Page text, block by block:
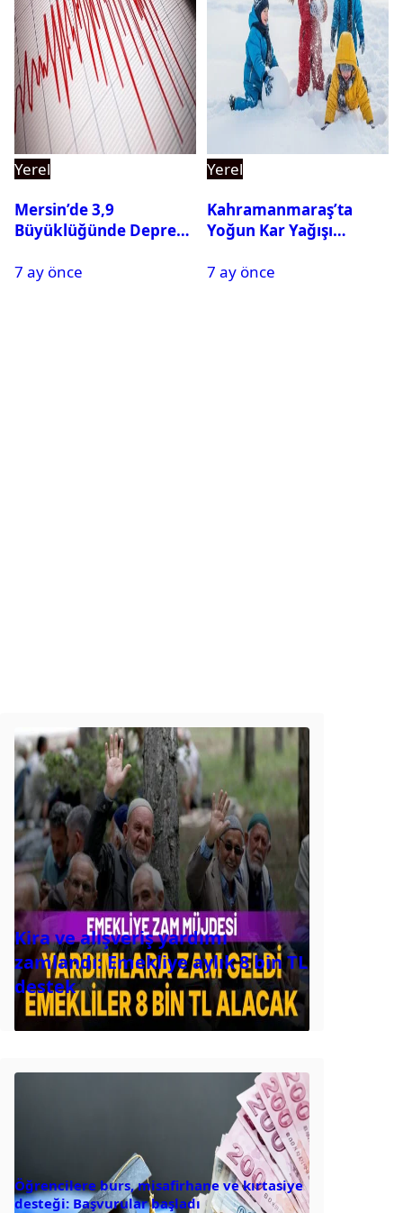
Yerel
Mersin’de 3,9
Büyüklüğünde Deprem
7 ay önce
Yerel
Kahramanmaraş’ta
Yoğun Kar Yağışı
Tatil
7 ay önce
Kira ve alışveriş yardımı
zamlandı: Emekliye aylık 8 bin TL
destek
Öğrencilere burs, misafirhane ve kırtasiye
desteği: Başvurular başladı